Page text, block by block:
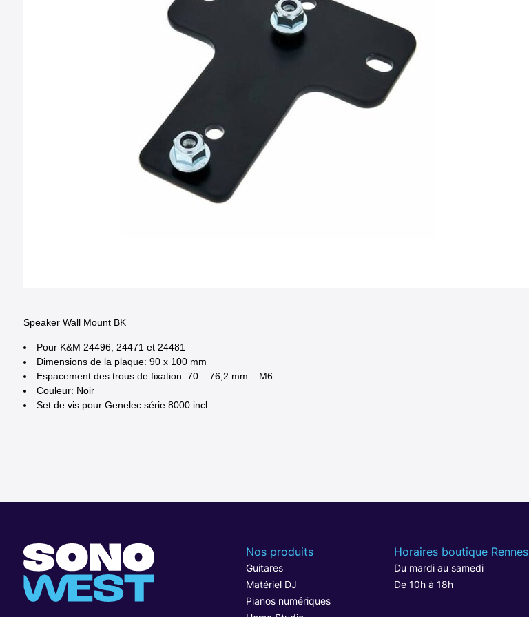
Speaker Wall Mount BK
Pour K&M 24496, 24471 et 24481
Dimensions de la plaque: 90 x 100 mm
Espacement des trous de fixation: 70 – 76,2 mm – M6
Couleur: Noir
Set de vis pour Genelec série 8000 incl.
Nos produits
Guitares
Matériel DJ
Pianos numériques
Horaires boutique Rennes
Du mardi au samedi
De 10h à 18h